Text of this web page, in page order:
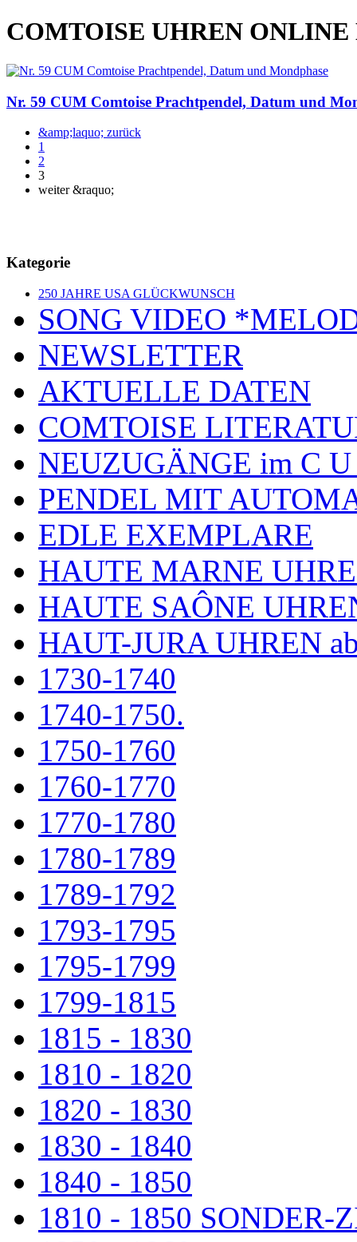
COMTOISE UHREN ONLINE
Nr. 59 CUM Comtoise Prachtpendel, Datum und
&amp;laquo; zurück
1
2
3
weiter &raquo;
Kategorie
250 JAHRE USA GLÜCKWUNSCH
SONG VIDEO
NEWSLETTER
AKTUELLE DATEN
COMTOISE
NEUZUGÄNGE im C
PENDEL MIT
EDLE EXEMPLARE
HAUTE MARNE
HAUTE SAÔNE
HAUT-JURA UHREN
1730-1740
1740-1750.
1750-1760
1760-1770
1770-1780
1780-1789
1789-1792
1793-1795
1795-1799
1799-1815
1815 - 1830
1810 - 1820
1820 - 1830
1830 - 1840
1840 - 1850
1810 - 1850 SONDER-